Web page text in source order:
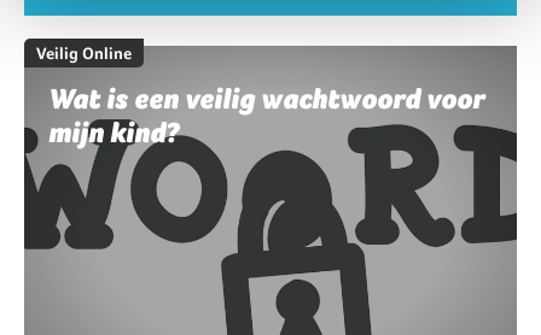
Veilig Online
Wat is een veilig wachtwoord voor
mijn kind?